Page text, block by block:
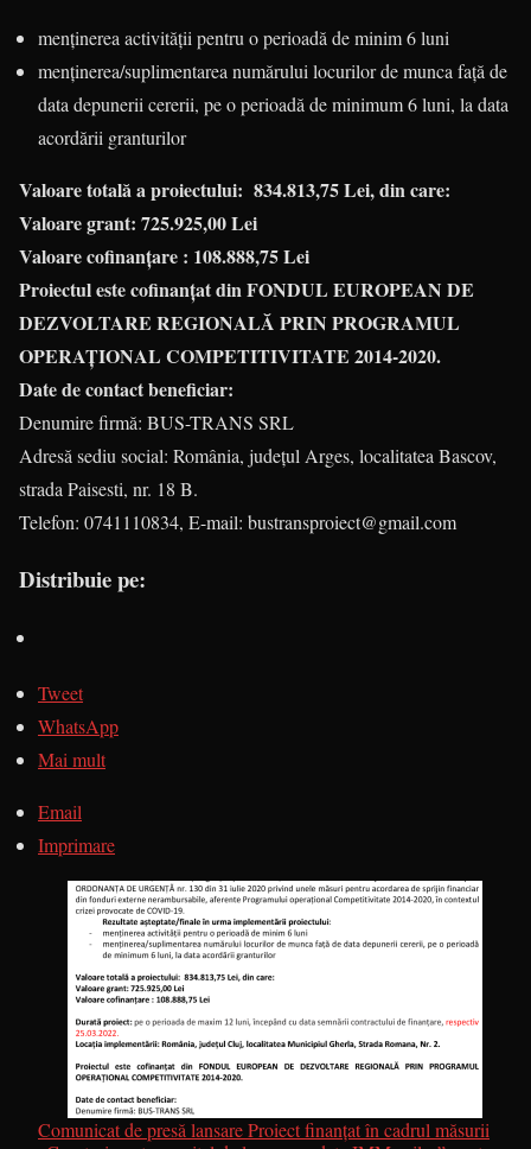
menținerea activității pentru o perioadă de minim 6 luni
menținerea/suplimentarea numărului locurilor de munca față de
data depunerii cererii, pe o perioadă de minimum 6 luni, la data
acordării granturilor
Valoare totală a proiectului: 834.813,75 Lei, din care:
Valoare grant: 725.925,00 Lei
Valoare cofinanțare : 108.888,75Lei
Proiectul este cofinanțatdin FONDUL EUROPEAN DE
DEZVOLTARE REGIONALĂ PRIN PROGRAMUL
OPERAȚIONAL COMPETITIVITATE 2014-2020.
Date de contact beneficiar:
Denumire firmă: BUS-TRANS SRL
Adresă sediu social: România, județul Arges, localitatea Bascov,
strada Paisesti, nr. 18 B.
Telefon: 0741110834, E-mail: bustransproiect@gmail.com
Distribuie pe:
Tweet
WhatsApp
Mai mult
Email
Imprimare
Comunicat de presă lansare Proiect finanțat în cadrul măsurii